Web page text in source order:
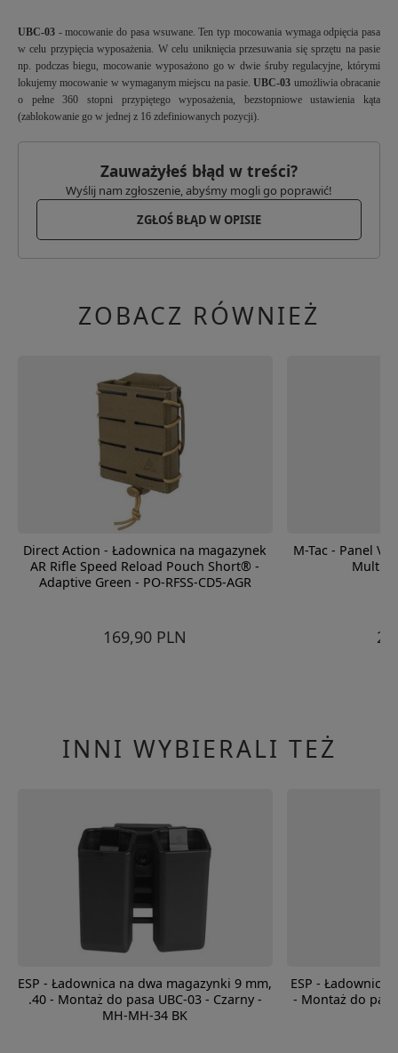
UBC-03 - mocowanie do pasa wsuwane. Ten typ mocowania wymaga odpięcia pasa
w celu przypięcia wyposażenia. W celu uniknięcia przesuwania się sprzętu na pasie
np. podczas biegu, mocowanie wyposażono go w dwie śruby regulacyjne, którymi
lokujemy mocowanie w wymaganym miejscu na pasie.UBC-03 umożliwia obracanie
o pełne 360 stopni przypiętego wyposażenia, bezstopniowe ustawienia kąta
(zablokowanie go w jednej z 16 zdefiniowanych pozycji).
Zauważyłeś błąd w treści?
Wyślij nam zgłoszenie, abyśmy mogli go poprawić!
ZGŁOŚ BŁĄD W OPISIE
ZOBACZ RÓWNIEŻ
Direct Action - Ładownica na magazynek
AR Rifle Speed Reload Pouch Short® -
Adaptive Green - PO-RFSS-CD5-AGR
169,90 PLN
M-Tac - Panel
INNI WYBIERALI TEŻ
ESP - Ładownica na dwa magazynki 9 mm,
.40 - Montaż do pasa UBC-03 - Czarny -
MH-MH-34 BK
ESP - Ładownica
- Montaż do